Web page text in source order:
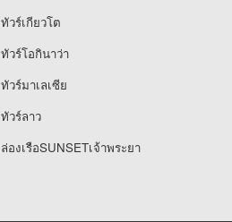
ทัวร์เกียวโต
ทัวร์โอกินาว่า
ทัวร์มาเลเซีย
ทัวร์ลาว
ล่องเรือSUNSETเจ้าพระยา